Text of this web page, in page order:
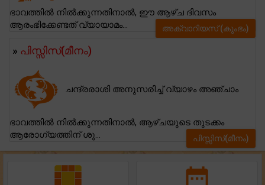
ഭാവത്തിൽ നിൽക്കുന്നതിനാൽ, ഈ ആഴ്ച ദിവസം
ആരംഭിക്കേണ്ടത് വ്യായാമം...
അക്വാറിയസ് (കുംഭം)
» പിസ്സിസ്(മീനം)
ചന്ദ്രരാശി അനുസരിച്ച് വ്യാഴം അഞ്ചാം
ഭാവത്തിൽ നിൽക്കുന്നതിനാൽ, ആഴ്ചയുടെ തുടക്കം
ആരോഗ്യത്തിന് ശു...
പിസ്സിസ്(മീനം)